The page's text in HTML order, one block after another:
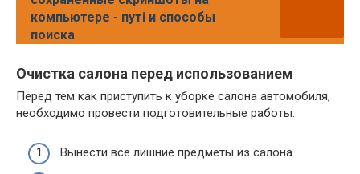
компьютере - путi и способы
поиска
Очистка салона перед использованием
Перед тем как приступить к уборке салона автомобиля,
необходимо провести подготовительные работы:
Вынести все лишние предметы из салона.